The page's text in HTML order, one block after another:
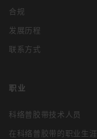
合规
发展历程
联系方式
职业
科络普胶带技术人员
在科络普胶带的职业生涯